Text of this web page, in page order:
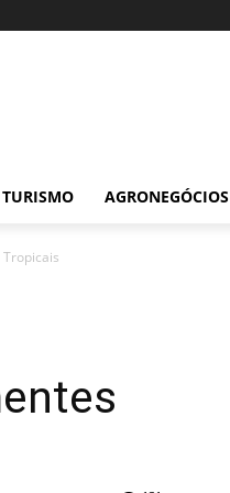
TURISMO AGRONEGÓCIOS